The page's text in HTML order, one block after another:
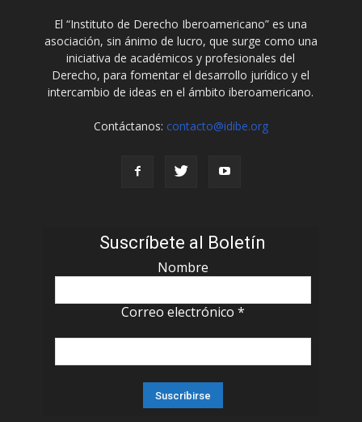
El “Instituto de Derecho Iberoamericano” es una
asociación, sin ánimo de lucro, que surge como una
iniciativa de académicos y profesionales del
Derecho, para fomentar el desarrollo jurídico y el
intercambio de ideas en el ámbito iberoamericano.
Contáctanos: contacto@idibe.org
Suscríbete al Boletín
Nombre
Correo electrónico *